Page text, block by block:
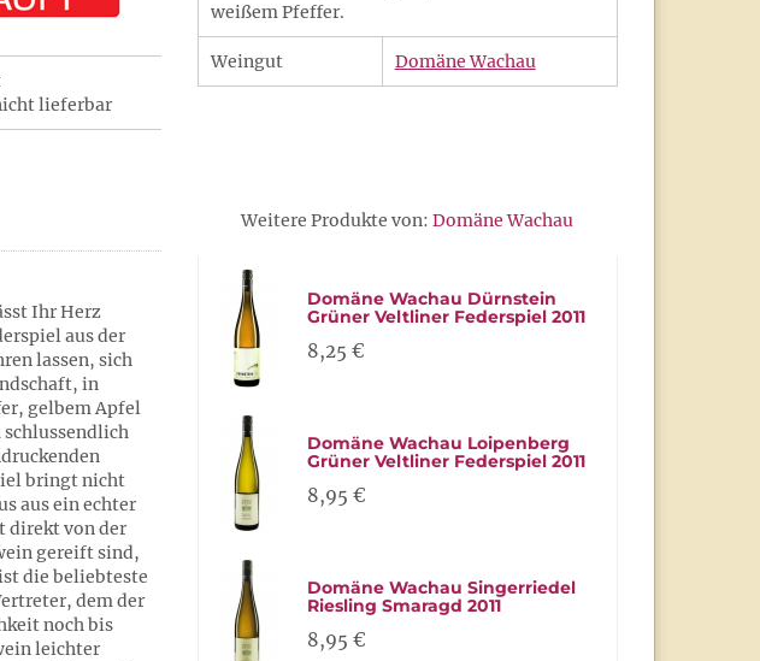
lieferbar
weißem Pfeffer.
Weingut Domäne Wachau
Ihr Herz
aus der
lassen, sich
in
gelbem Apfel
schlussendlich
bringt nicht
aus ein echter
direkt von der
gereift sind,
die beliebteste
dem der
noch bis
leichter
Weitere Produkte von:Domäne Wachau
Domäne Wachau Dürnstein
Grüner Veltliner Federspiel 2011
8,25 €
Domäne Wachau Loipenberg
Grüner Veltliner Federspiel 2011
8,95 €
Domäne Wachau Singerriedel
Riesling Smaragd 2011
8,95 €